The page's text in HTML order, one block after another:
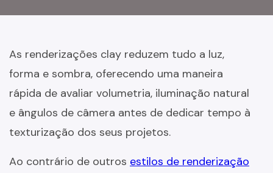
As renderizações clay reduzem tudo a luz,
forma e sombra, oferecendo uma maneira
rápida de avaliar volumetria, iluminação natural
e ângulos de câmera antes de dedicar tempo à
texturização dos seus projetos.
Ao contrário de outros estilos de renderização